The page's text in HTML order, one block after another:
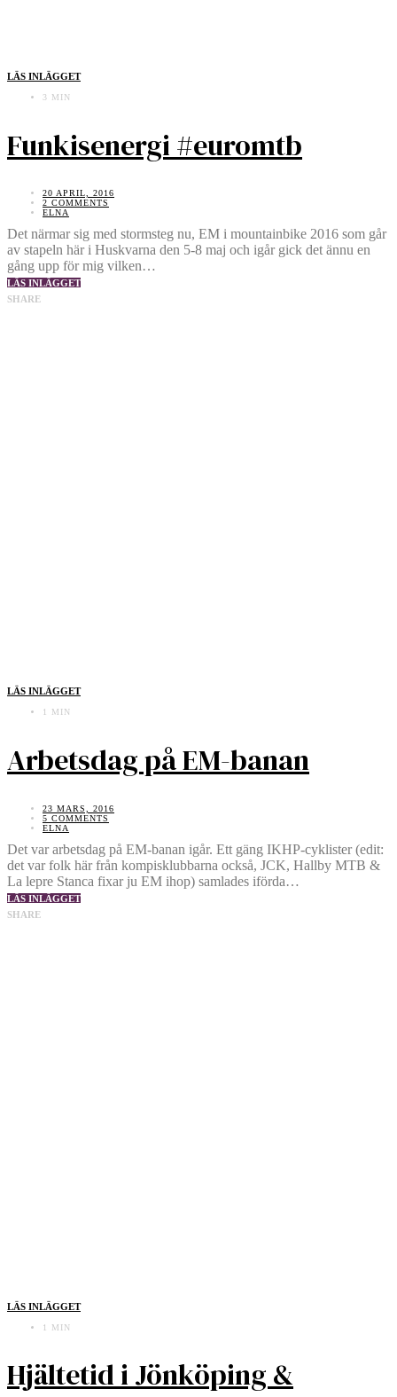
LÄS INLÄGGET
3 MIN
Funkisenergi #euromtb
20 APRIL, 2016
2 COMMENTS
ELNA
Det närmar sig med stormsteg nu, EM i mountainbike 2016 som går
av stapeln här i Huskvarna den 5-8 maj och igår gick det ännu en
gång upp för mig vilken…
LÄS INLÄGGET
SHARE
LÄS INLÄGGET
1 MIN
Arbetsdag på EM-banan
23 MARS, 2016
5 COMMENTS
ELNA
Det var arbetsdag på EM-banan igår. Ett gäng IKHP-cyklister (edit:
det var folk här från kompisklubbarna också, JCK, Hallby MTB &
La lepre Stanca fixar ju EM ihop) samlades iförda…
LÄS INLÄGGET
SHARE
LÄS INLÄGGET
1 MIN
Hjältetid i Jönköping &